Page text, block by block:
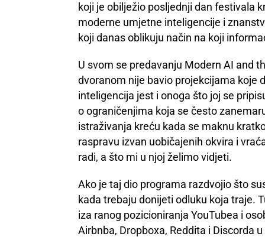
koji je obilježio posljednji dan festivala
moderne umjetne inteligencije i
koji danas oblikuju način na koji
U svom se predavanju Modern AI and
dvoranom nije bavio projekcijama koje
inteligencija jest i onoga što joj se
o ograničenjima koja se često
istraživanja kreću kada se maknu
raspravu izvan uobičajenih okvira i
radi, a što mi u njoj želimo vidjeti.
Ako je taj dio programa razdvojio što
kada trebaju donijeti odluku koja traje.
iza ranog pozicioniranja YouTubea i
Airbnba, Dropboxa, Reddita i Discorda